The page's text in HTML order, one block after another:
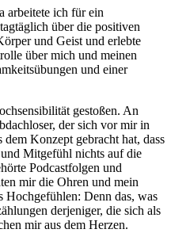
arbeitete ich für ein
über die positiven
und Geist und erlebte
über mich und meinen
und einer
gestoßen. An
der sich vor mir in
dem Konzept gebracht hat, dass
Mitgefühl nichts auf die
Podcastfolgen und
mir die Ohren und mein
Hochgefühlen: Denn das, was
derjeniger, die sich als
mir aus dem Herzen.